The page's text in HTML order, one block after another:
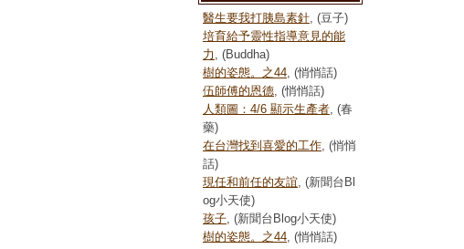
醫生要我打胰島素針 , (豆子)
培育給予靈性指導意見的能
力
, (Buddha)
樹的姿態。之44 , (悄悄話)
伍師傅的恩德 , (悄悄話)
人類圖：4/6 顯示生產者 , (春
藥)
在台灣找到喜愛的工作 , (悄悄
話)
現任和前任的友誼 , (新聞台Bl
og小天使)
孩子 , (新聞台Blog小天使)
樹的姿態。之44 , (悄悄話)